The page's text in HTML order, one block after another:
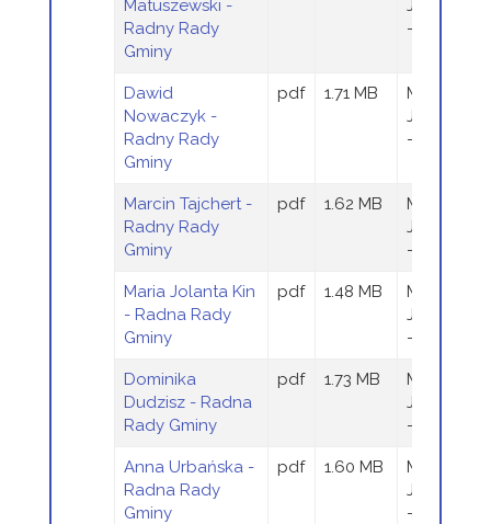
Matuszewski -
Radny Rady
Gminy
-
Dawid
Nowaczyk -
Radny Rady
Gminy
pdf 1.71 MB
-
Marcin Tajchert -
Radny Rady
Gminy
pdf 1.62 MB
-
Maria Jolanta Kin
- Radna Rady
Gminy
pdf 1.48 MB
-
Dominika
Dudzisz - Radna
Rady Gminy
pdf 1.73 MB
-
Anna Urbańska -
Radna Rady
Gminy
pdf 1.60 MB
-